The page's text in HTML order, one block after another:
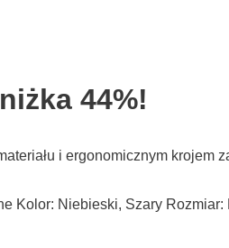
44%!
i ergonomicznym krojem
Kolor: Niebieski, Szary